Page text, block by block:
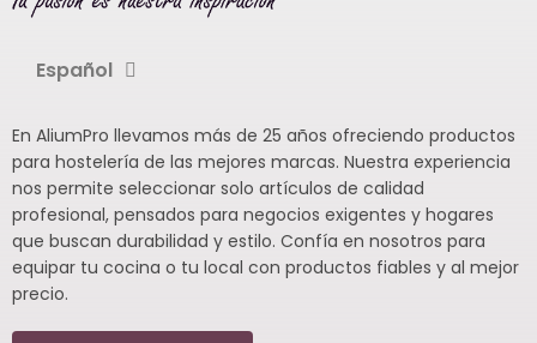
Español
En AliumPro llevamos más de 25 años ofreciendo productos
para hostelería de las mejores marcas. Nuestra experiencia
nos permite seleccionar solo artículos de calidad
profesional, pensados para negocios exigentes y hogares
que buscan durabilidad y estilo. Confía en nosotros para
equipar tu cocina o tu local con productos fiables y al mejor
precio.